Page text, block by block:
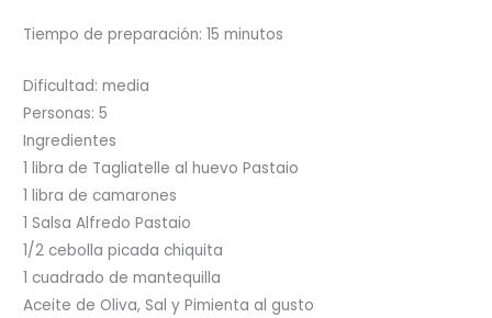
Tiempo de preparación: 15 minutos
Dificultad: media
Personas: 5
Ingredientes
1 libra de Tagliatelle al huevo Pastaio
1 libra de camarones
1 Salsa Alfredo Pastaio
1/2 cebolla picada chiquita
1 cuadrado de mantequilla
Aceite de Oliva, Sal y Pimienta al gusto